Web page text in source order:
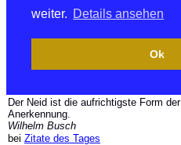
weiter. Details ansehen
Ok
Der Neid ist die aufrichtigste Form der
Anerkennung.
Wilhelm Busch
bei Zitate des Tages